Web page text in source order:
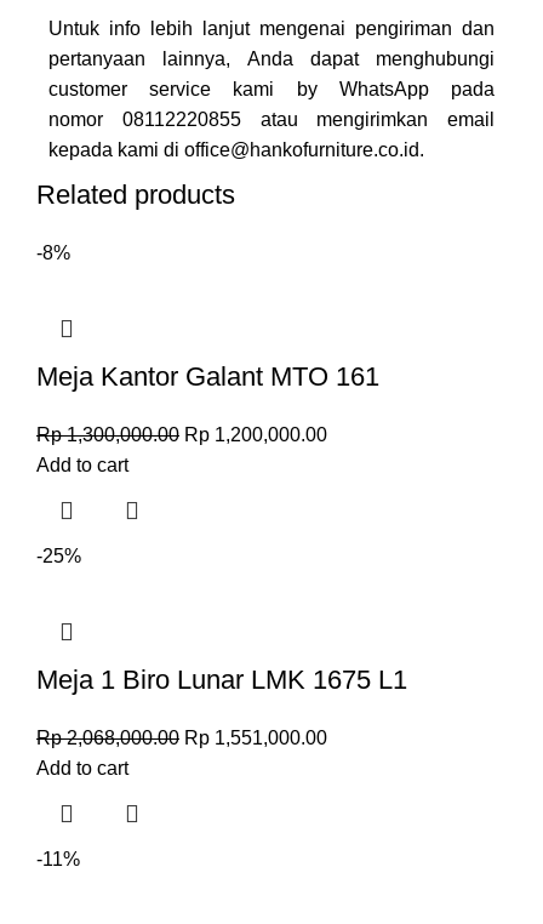
Untuk info lebih lanjut mengenai pengiriman dan
pertanyaan lainnya, Anda dapat menghubungi
customer service kami by WhatsApp pada
nomor 08112220855 atau mengirimkan email
kepada kami di office@hankofurniture.co.id.
Related products
-8%
Meja Kantor Galant MTO 161
Rp1,300,000.00 Rp 1,200,000.00
Add to cart
-25%
Meja 1 Biro Lunar LMK 1675 L1
Rp2,068,000.00 Rp 1,551,000.00
Add to cart
-11%